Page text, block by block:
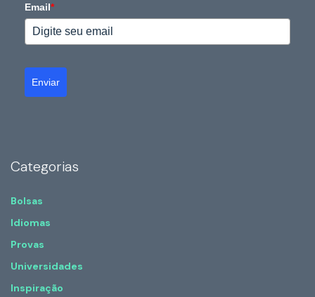
Email*
Enviar
Categorias
Bolsas
Idiomas
Provas
Universidades
Inspiração